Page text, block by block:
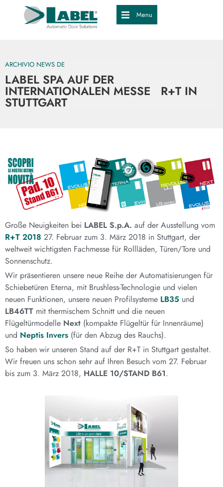
Menu
ARCHIVIO NEWS DE
LABEL SPA AUF DER
INTERNATIONALEN MESSE R+T IN
STUTTGART
Große Neuigkeiten bei LABEL S.p.A. auf der Ausstellung vom
R+T 2018 27. Februar zum 3. März 2018 in Stuttgart, der
weltweit wichtigsten Fachmesse für Rollläden, Türen/Tore und
Sonnenschutz.
Wir präsentieren unsere neue Reihe der Automatisierungen für
Schiebetüren Eterna, mit Brushless-Technologie und vielen
neuen Funktionen, unsere neuen Profilsysteme LB35 und
LB46TT mit thermischem Schnitt und die neuen
Flügeltürmodelle Next (kompakte Flügeltür für Innenräume)
und Neptis Invers (für den Abzug des Rauchs).
So haben wir unseren Stand auf der R+T in Stuttgart gestaltet.
Wir freuen uns schon sehr auf Ihren Besuch vom 27. Februar
bis zum 3. März 2018, HALLE 10/STAND B61.